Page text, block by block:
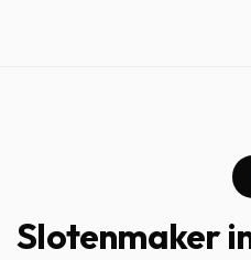
Slotenmaker